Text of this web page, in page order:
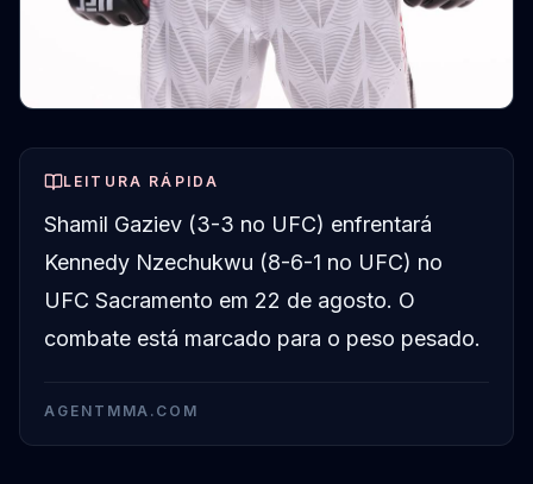
LEITURA RÁPIDA
Shamil Gaziev (3-3 no UFC) enfrentará
Kennedy Nzechukwu (8-6-1 no UFC) no
UFC Sacramento em 22 de agosto. O
combate está marcado para o peso pesado.
AGENTMMA.COM